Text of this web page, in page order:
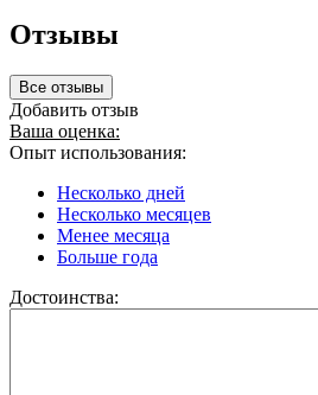
Отзывы
Все отзывы
Добавить отзыв
Ваша оценка:
Опыт использования:
Несколько дней
Несколько месяцев
Менее месяца
Больше года
Достоинства: